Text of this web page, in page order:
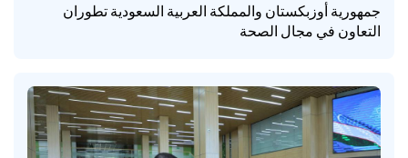
جمهورية أوزبكستان والمملكة العربية السعودية تطوران
التعاون في مجال الصحة